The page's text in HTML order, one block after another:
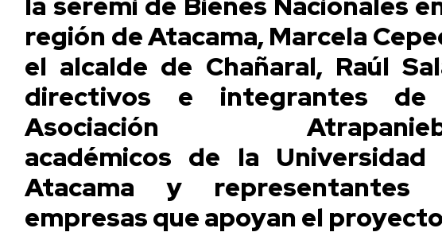
región de Atacama, Marcela
el alcalde de Chañaral, Raúl
directivos e integrantes
Asociación
académicos de la Universidad
Atacama y representantes
empresas que apoyan el